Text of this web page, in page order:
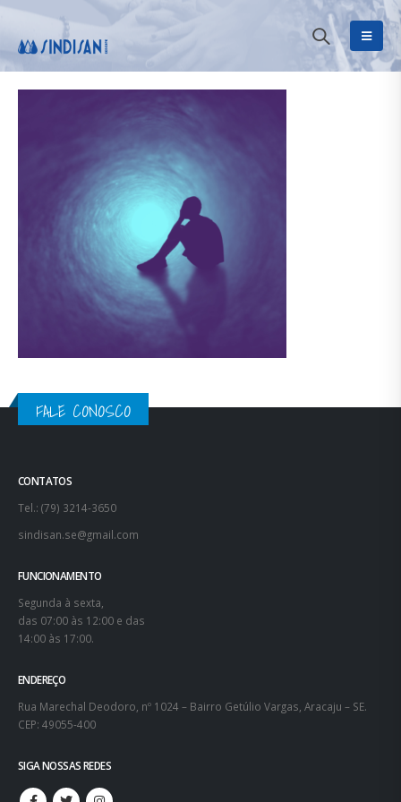
FALE CONOSCO
CONTATOS
Tel.: (79) 3214-3650
sindisan.se@gmail.com
FUNCIONAMENTO
Segunda à sexta,
das 07:00 às 12:00 e das
14:00 às 17:00.
ENDEREÇO
Rua Marechal Deodoro, nº 1024 – Bairro Getúlio Vargas, Aracaju – SE.
CEP: 49055-400
SIGA NOSSAS REDES